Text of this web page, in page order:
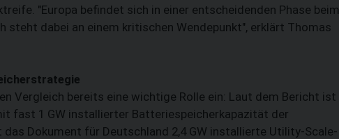
"Europa befindet sich in einer entscheidenden Phase beim
steht dabei an einem kritischen Wendepunkt", erklärt Thomas
Vergleich bereits eine wichtige Rolle ein: Laut dem Bericht ist
fast 1 GW installierter Batteriespeicherkapazität der
Dokument für Deutschland 2,4 GW installierte Utility-Scale-